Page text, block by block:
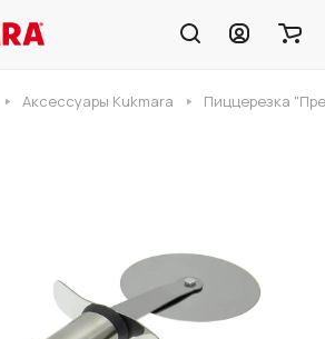
Аксессуары Kukmara Пиццерезка